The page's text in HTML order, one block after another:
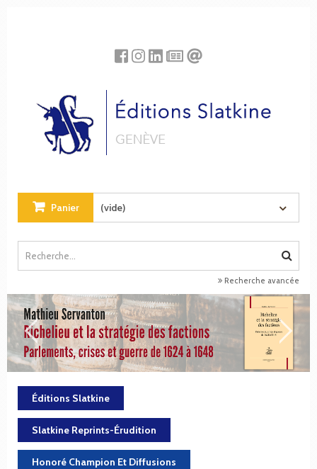
Panier (vide)
Recherche avancée
Éditions Slatkine
Slatkine Reprints-Érudition
Honoré Champion Et Diffusions